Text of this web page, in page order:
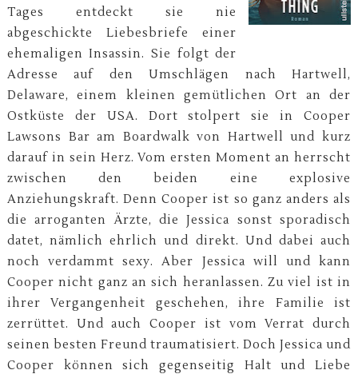
Tages entdeckt sie nie
abgeschickte Liebesbriefe einer
ehemaligen Insassin. Sie folgt der
Adresse auf den Umschlägen nach Hartwell,
Delaware, einem kleinen gemütlichen Ort an der
Ostküste der USA. Dort stolpert sie in Cooper
Lawsons Bar am Boardwalk von Hartwell und kurz
darauf in sein Herz. Vom ersten Moment an herrscht
zwischen den beiden eine explosive
Anziehungskraft. Denn Cooper ist so ganz anders als
die arroganten Ärzte, die Jessica sonst sporadisch
datet, nämlich ehrlich und direkt. Und dabei auch
noch verdammt sexy. Aber Jessica will und kann
Cooper nicht ganz an sich heranlassen. Zu viel ist in
ihrer Vergangenheit geschehen, ihre Familie ist
zerrüttet. Und auch Cooper ist vom Verrat durch
seinen besten Freund traumatisiert. Doch Jessica und
Cooper können sich gegenseitig Halt und Liebe